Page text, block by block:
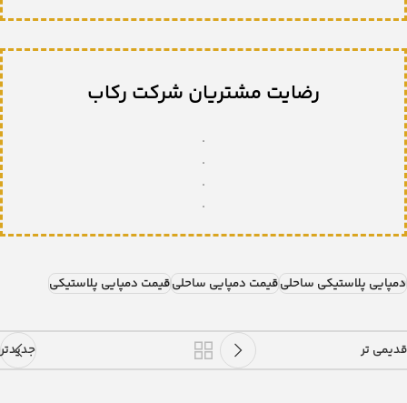
رضایت مشتریان شرکت رکاب
.
.
.
.
دمپایی پلاستیکی ساحلیقیمت دمپایی ساحلیقیمت دمپایی پلاستیکی
جدیدتر قدیمی تر